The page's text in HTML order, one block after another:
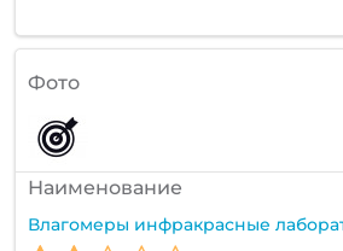
Фото
Наименование
Влагомеры инфракрасные